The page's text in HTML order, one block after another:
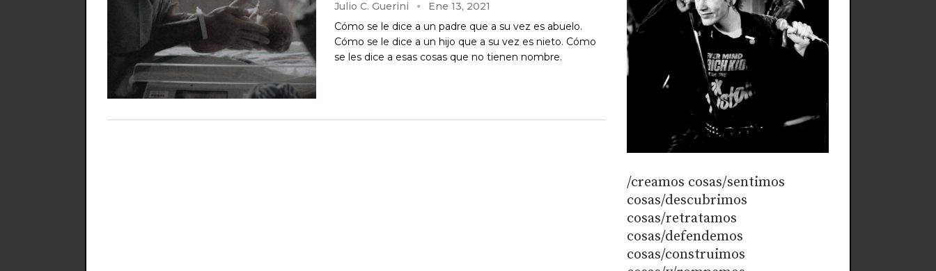
Julio C. Guerini
Ene 13, 2021
Cómo se le dice a un padre que a su vez es abuelo.
Cómo se le dice a un hijo que a su vez es nieto. Cómo
se les dice a esas cosas que no tienen nombre.
/creamos cosas/sentimos
cosas/descubrimos
cosas/retratamos
cosas/defendemos
cosas/construimos